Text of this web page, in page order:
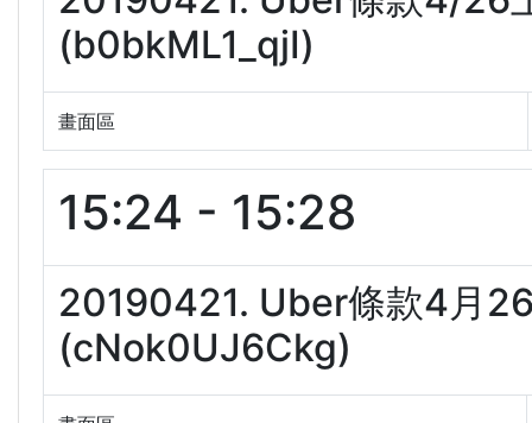
(b0bkML1_qjI)
畫面區
15:24 - 15:28
20190421. Uber條款4月
(cNok0UJ6Ckg)